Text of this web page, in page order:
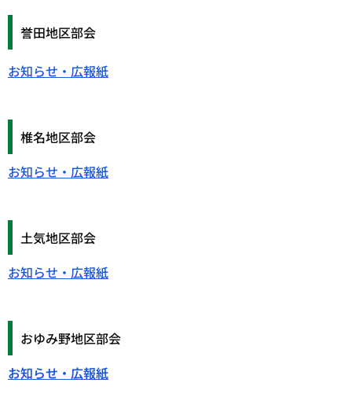
誉田地区部会
お知らせ・広報紙
椎名地区部会
お知らせ・広報紙
土気地区部会
お知らせ・広報紙
おゆみ野地区部会
お知らせ・広報紙